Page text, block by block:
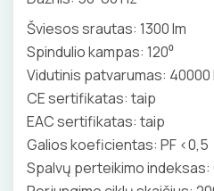
Maitinimo šaltiniai
Valdikliai, pulteliai
Judesio davikliai
Šviestuvų priedai
MONTAŽINĖS
VAMZDŽIAI,
KANALAI,
SKYDAI
Įkrovimo stotelės
Įkrovimo kabeliai
Nešiojami
Stovai stotelėms
AUTOMATINIAI
KONTAKTORIAI
KIRTIKLIAI
ATSUKTUVAI
REPLĖS
PRESAI
ELEKTRINIS
Šildymo kilimėliai
Šildymo kabeliai
VANDENINIS
Grindų šildymo
Šviesos srautas: 1300 lm
Spindulio kampas: 120⁰
Vidutinis patvarumas: 40000
CE sertifikatas: taip
EAC sertifikatas: taip
Galios koeficientas: PF <0,5
Spalvų perteikimo indeksas: